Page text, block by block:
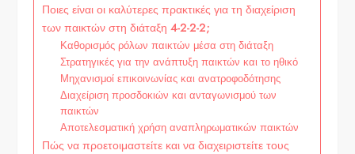
Ποιες είναι οι καλύτερες πρακτικές για τη διαχείριση
των παικτών στη διάταξη 4-2-2-2;
Καθορισμός ρόλων παικτών μέσα στη διάταξη
Στρατηγικές για την ανάπτυξη παικτών και το ηθικό
Μηχανισμοί επικοινωνίας και ανατροφοδότησης
Διαχείριση προσδοκιών και ανταγωνισμού των
παικτών
Αποτελεσματική χρήση αναπληρωματικών παικτών
Πώς να προετοιμαστείτε και να διαχειριστείτε τους